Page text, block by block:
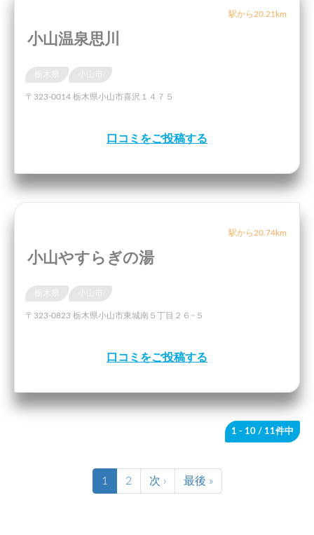
駅から20.21km
小山温泉思川
〒323-0014 栃木県小山市喜沢１４７５
口コミをご投稿する
駅から20.74km
小山やすらぎの湯
〒323-0823 栃木県小山市東城南５丁目２６−５
口コミをご投稿する
1 - 10 / 11件中
1 2 次 › 最後 »